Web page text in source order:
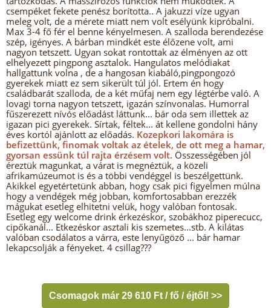
csempéket fekete penész borította.. A jakuzzi víze ugyan
meleg volt, de a mérete miatt nem volt esélyünk kipróbalni.
Max 3-4 fő fér el benne kényelmesen. A szalloda berendezése
szép, igényes. A bárban mindkét este élőzene volt, ami
nagyon tetszett. Ugyan sokat rontottak az élményen az ott
elhelyezett pingpong asztalok. Hangulatos melódiakat
hallgattunk volna , de a hangosan kiabáló,pingpongozó
gyerekek miatt ez sem sikerült túl jól. Ertem én hogy
családbarát szalloda, de a két műfaj nem egy légtérbe való. A
lovagi torna nagyon tetszett, igazán színvonalas. Humorral
fűszerezett nívós előadást láttunk... bár oda sem illettek az
igazan pici gyerekek. Sírtak, féltek... át kellene gondolni hány
éves kortól ajánlott az előadás. Kozepkori lakomára is
befizettünk, finomak voltak az ételek, de ott meg a hamar,
gyorsan essünk túl rajta érzésem volt. Összességében jól
éreztük magunkat, a várat is megnéztük, a közeli
afrikamúzeumot is és a többi vendéggel is beszélgettünk.
Akikkel egyetértetünk abban, hogy csak pici figyelmen múlna
hogy a vendégek még jobban, komfortosabban erezzék
mágukat esetleg elhitetni velük, hogy valóban fontosak.
Esetleg egy welcome drink érkezéskor, szobákhoz piperecucc,
cipőkanál... Etkezéskor asztali kis szemetes...stb. A kilátas
valóban csodálatos a várra, este lenyűgöző ... bár hamar
lekapcsolják a fényeket. 4 csillag???
Csomagok már 29 610 Ft / fő / éjtől! >>